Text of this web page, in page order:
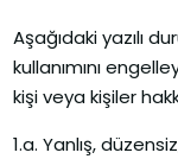
Aşağıdaki yazılı
kullanımını
kişi veya kişiler
1.a. Yanlış,